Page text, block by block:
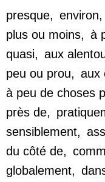
presque, environ,
plus ou moins, à
quasi, aux
peu ou prou, aux
à peu de choses
près de,
sensiblement,
du côté de,
globalement,